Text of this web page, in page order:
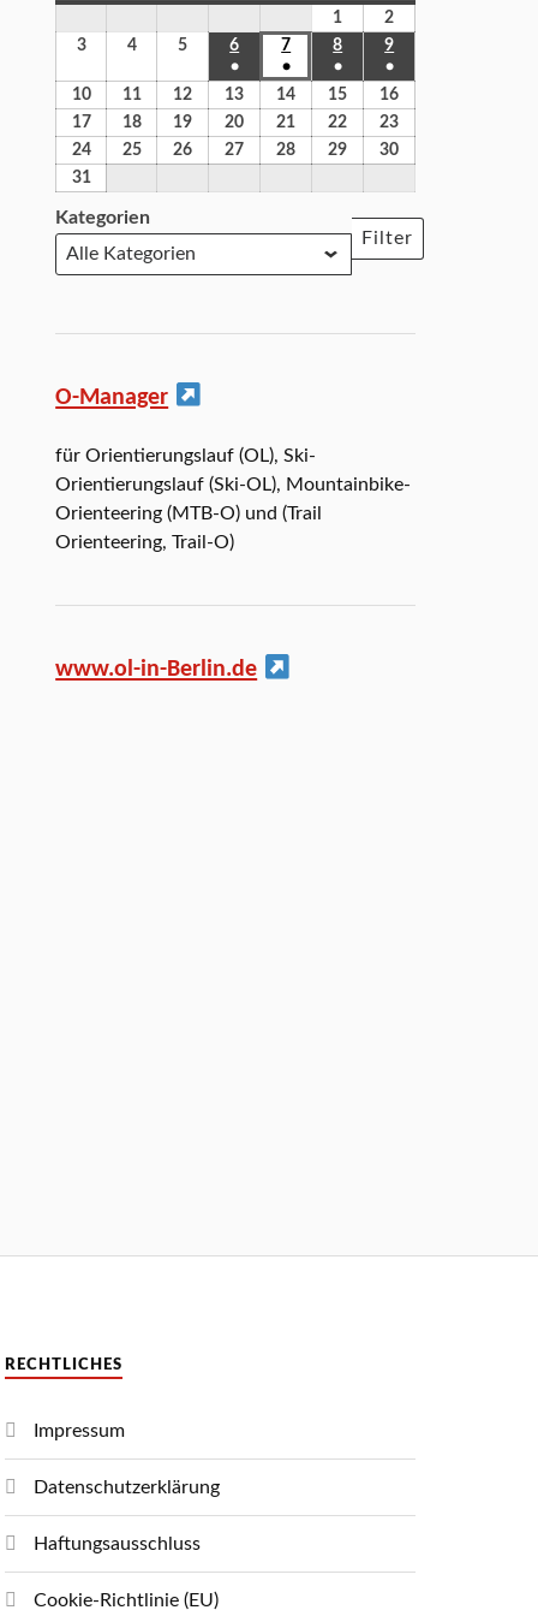
1
2
3
4 5 6
●
7
●
8
●
9
●
10 11 12 13 14 15
16
17
18 19 20 21 22
23
24
25 26 27 28 29
30
31
Kategorien
Filter
O-Manager
für Orientierungslauf (OL), Ski-
Orientierungslauf (Ski-OL), Mountainbike-
Orienteering (MTB-O) und (Trail
Orienteering, Trail-O)
www.ol-in-Berlin.de
RECHTLICHES
Impressum
Datenschutzerklärung
Haftungsausschluss
Cookie-Richtlinie (EU)